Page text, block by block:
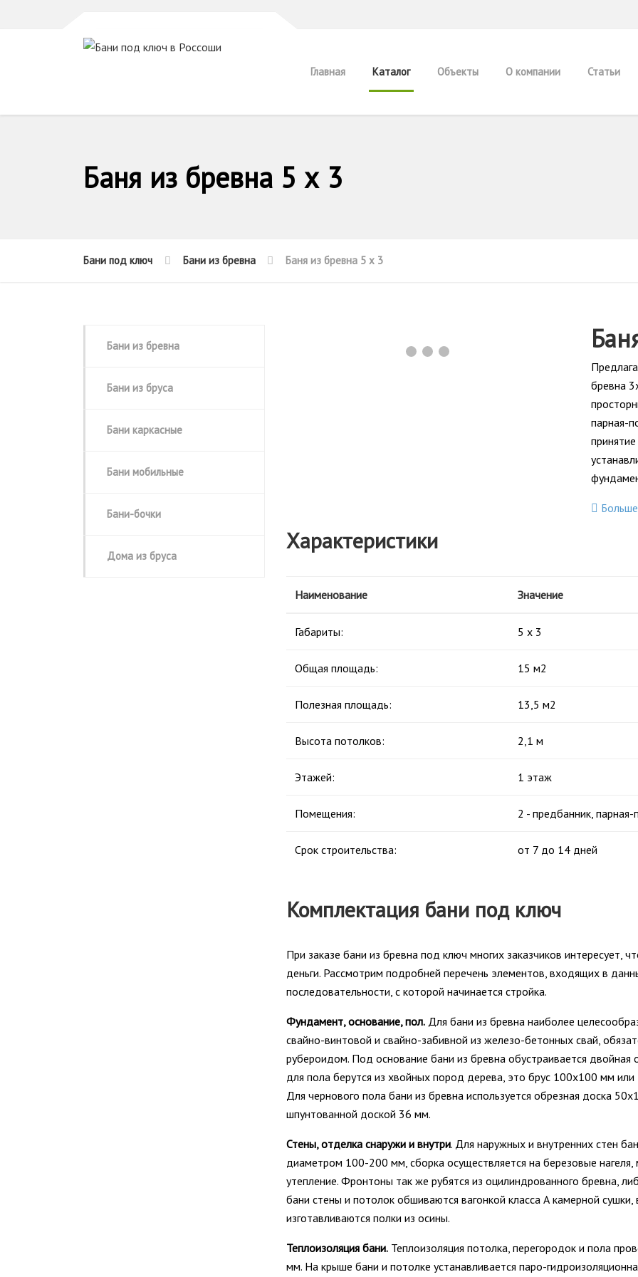
Главная Каталог Объекты О компании Статьи
Баня из бревна 5 х 3
Бани под ключ Бани из бревна Баня из бревна 5 х 3
бревна
парная-
Характеристики
Наименование Значение
Габариты: 5 х 3
Общая площадь: 15 м2
Полезная площадь: 13,5 м2
Высота потолков: 2,1 м
Этажей: 1 этаж
Помещения: 2 - предбанник,
Срок строительства: от 7 до 14 дней
Комплектация бани под ключ
При заказе бани из бревна под ключ многих заказчиков интересует,
деньги. Рассмотрим подробней перечень элементов, входящих в
последовательности, с которой начинается стройка.
Фундамент, основание, пол. Для бани из бревна наиболее
свайно-винтовой и свайно-забивной из железо-бетонных свай,
рубероидом. Под основание бани из бревна обустраивается
для пола берутся из хвойных пород дерева, это брус 100х100 мм
Для чернового пола бани из бревна используется обрезная доска
шпунтованной доской 36 мм.
Стены, отделка снаружи и внутри. Для наружных и внутренних стен
диаметром 100-200 мм, сборка осуществляется на березовые
утепление. Фронтоны так же рубятся из оцилиндрованного бревна,
бани стены и потолок обшиваются вагонкой класса А камерной сушки,
изготавливаются полки из осины.
Теплоизоляция бани. Теплоизоляция потолка, перегородок и пола
мм. На крыше бани и потолке устанавливается паро-
Бани из бревна
Бани из бруса
Бани каркасные
Бани мобильные
Бани-бочки
Дома из бруса